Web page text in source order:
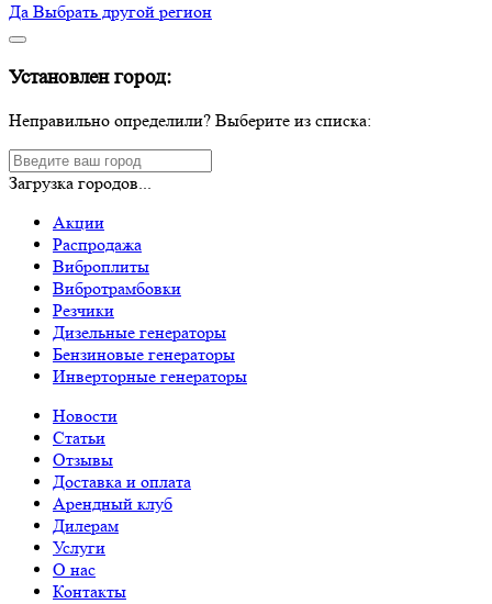
Да Выбрать другой регион
Установлен город:
Неправильно определили? Выберите из списка:
Загрузка городов...
Акции
Распродажа
Виброплиты
Вибротрамбовки
Резчики
Дизельные генераторы
Бензиновые генераторы
Инверторные генераторы
Новости
Статьи
Отзывы
Доставка и оплата
Арендный клуб
Дилерам
Услуги
О нас
Контакты